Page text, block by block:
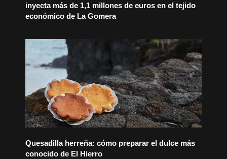
inyecta más de 1,1 millones de euros en el tejido
económico de La Gomera
Quesadilla herreña: cómo preparar el dulce más
conocido de El Hierro